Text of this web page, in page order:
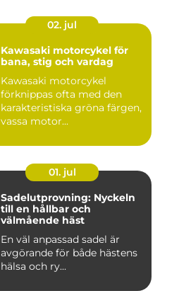
02. jul
Kawasaki motorcykel för
bana, stig och vardag
Kawasaki motorcykel
förknippas ofta med den
karakteristiska gröna färgen,
vassa motor...
01. jul
Sadelutprovning: Nyckeln
till en hållbar och
välmående häst
En väl anpassad sadel är
avgörande för både hästens
hälsa och ry...